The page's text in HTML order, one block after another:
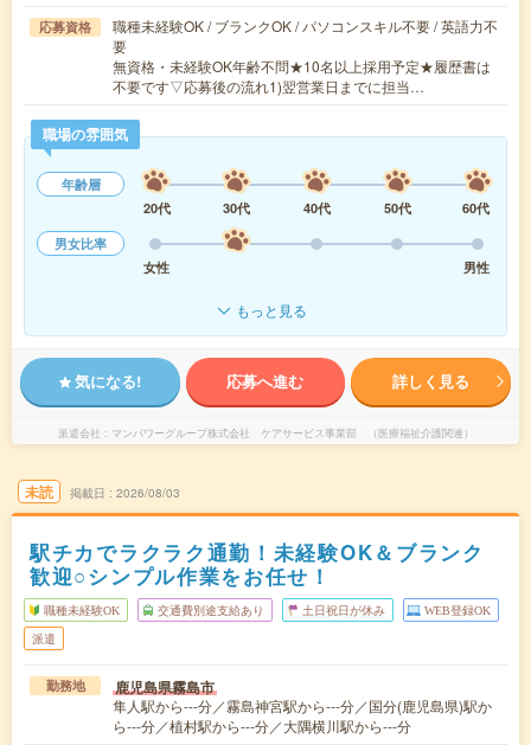
応募資格
職種未経験OK / ブランクOK / パソコンスキル不要 / 英語力不
要
無資格・未経験OK年齢不問★10名以上採用予定★履歴書は
不要です▽応募後の流れ1)翌営業日までに担当…
職場の雰囲気
年齢層
20代
30代 40代 50代
60代
男女比率
女性
男性
もっと見る
気になる! 応募へ進む 詳しく見る
派遣会社 マンパワーグループ株式会社 ケアサービス事業部 （医療福祉介護関連）
未読 掲載日 2026/08/03
駅チカでラクラク通勤！未経験OK＆ブランク
歓迎○シンプル作業をお任せ！
職種未経験OK 交通費別途支給あり 土日祝日が休み WEB登録OK
派遣
勤務地 鹿児島県霧島市
隼人駅から---分／霧島神宮駅から---分／国分(鹿児島県)駅か
ら---分／植村駅から---分／大隅横川駅から---分